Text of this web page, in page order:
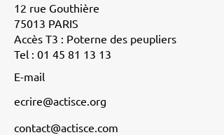
12 rue Gouthière
75013 PARIS
Accès T3 : Poterne des peupliers
Tel : 01 45 81 13 13
E-mail
ecrire@actisce.org
contact@actisce.com